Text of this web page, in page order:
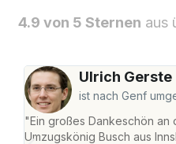
4.9 von 5 Sternen aus
Ulrich Gerste
ist nach Genf
"Ein großes Dankeschön an
Umzugskönig Busch aus